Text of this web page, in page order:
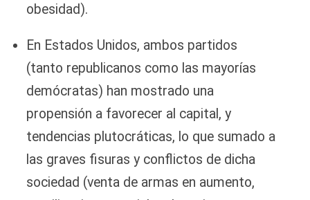
obesidad).
En Estados Unidos, ambos partidos
(tanto republicanos como las mayorías
demócratas) han mostrado una
propensión a favorecer al capital, y
tendencias plutocráticas, lo que sumado a
las graves fisuras y conflictos de dicha
sociedad (venta de armas en aumento,